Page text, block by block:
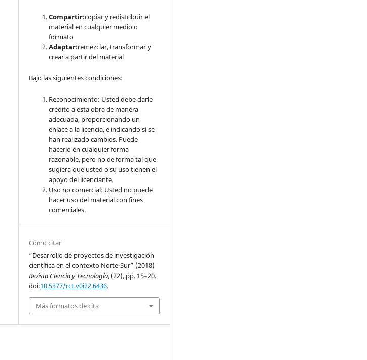
Compartir:copiar y redistribuir el
material en cualquier medio o
formato
Adaptar:remezclar, transformar y
crear a partir del material
Bajo las siguientes condiciones:
Reconocimiento: Usted debe darle
crédito a esta obra de manera
adecuada, proporcionando un
enlace a la licencia, e indicando si se
han realizado cambios. Puede
hacerlo en cualquier forma
razonable, pero no de forma tal que
sugiera que usted o su uso tienen el
apoyo del licenciante.
Uso no comercial: Usted no puede
hacer uso del material con fines
comerciales.
Cómo citar
“Desarrollo de proyectos de investigación
científica en el contexto Norte-Sur” (2018)
Revista Ciencia y Tecnología, (22), pp. 15–20.
doi:10.5377/rct.v0i22.6436.
Más formatos de cita